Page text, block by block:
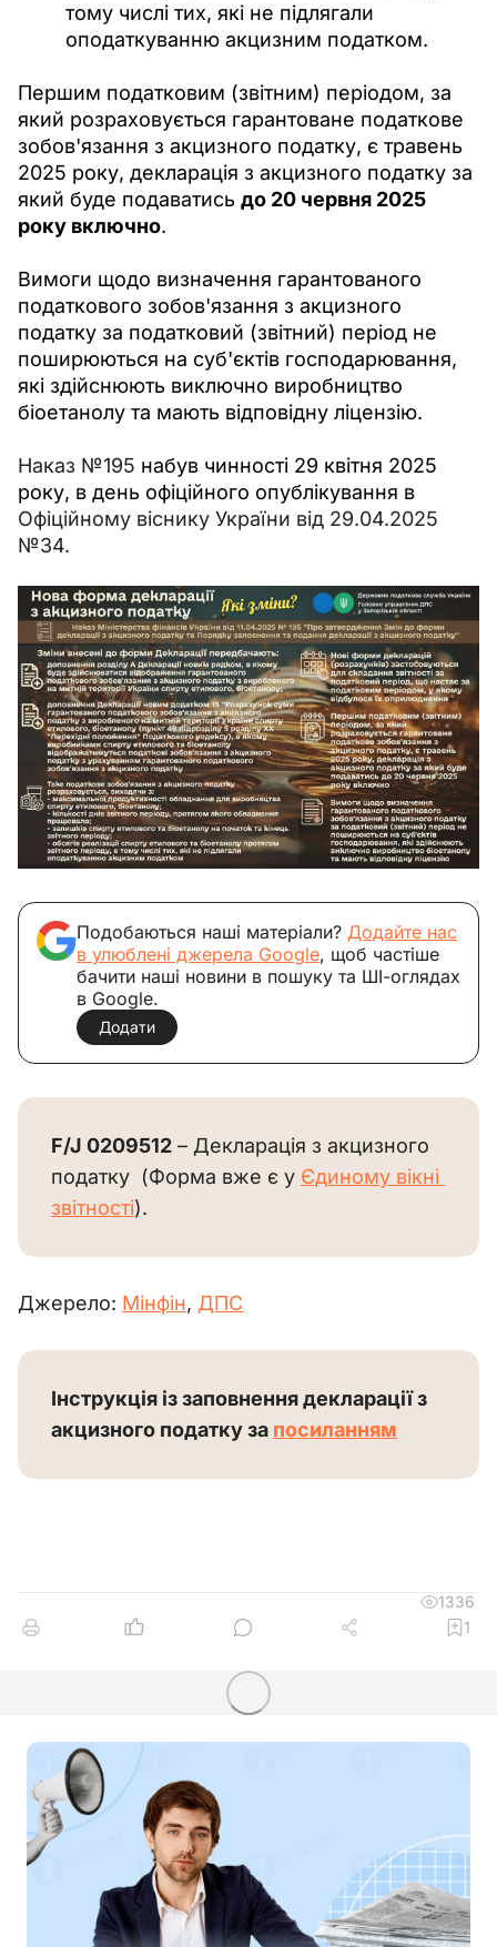
тому числі тих, які не підлягали
оподаткуванню акцизним податком.
Першим податковим (звітним) періодом, за
який розраховується гарантоване податкове
зобов'язання з акцизного податку, є травень
2025 року, декларація з акцизного податку за
який буде подаватись до 20 червня 2025
року включно.
Вимоги щодо визначення гарантованого
податкового зобов'язання з акцизного
податку за податковий (звітний) період не
поширюються на суб'єктів господарювання,
які здійснюють виключно виробництво
біоетанолу та мають відповідну ліцензію.
Наказ №195 набув чинності 29 квітня 2025
року, в день офіційного опублікування в
Офіційному віснику України від 29.04.2025
№34.
Подобаються наші матеріали? Додайте нас
в улюблені джерела Google, щоб частіше
бачити наші новини в пошуку та ШІ-оглядах
в Google.
Додати
F/J 0209512 – Декларація з акцизного
податку  (Форма вже є у Єдиному вікні
звітності).
Джерело: Мінфін, ДПС
Інструкція із заповнення декларації з
акцизного податку за посиланням
1336
1